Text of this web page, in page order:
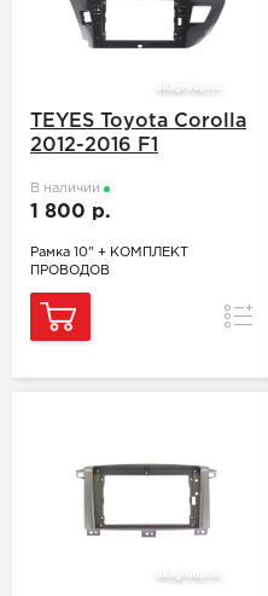
TEYES Toyota Corolla
2012-2016 F1
В наличии
1 800 р.
Рамка 10" + КОМПЛЕКТ
ПРОВОДОВ